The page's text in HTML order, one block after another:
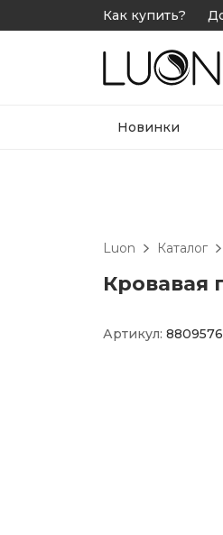
Как купить?
Новинки
Luon Каталог
Кровавая
Артикул: